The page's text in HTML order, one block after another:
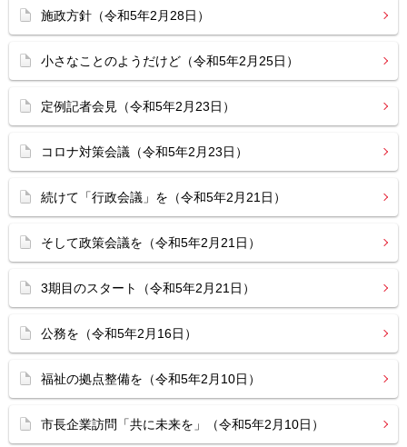
施政方針（令和5年2月28日）
小さなことのようだけど（令和5年2月25日）
定例記者会見（令和5年2月23日）
コロナ対策会議（令和5年2月23日）
続けて「行政会議」を（令和5年2月21日）
そして政策会議を（令和5年2月21日）
3期目のスタート（令和5年2月21日）
公務を（令和5年2月16日）
福祉の拠点整備を（令和5年2月10日）
市長企業訪問「共に未来を」（令和5年2月10日）